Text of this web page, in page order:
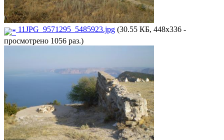
11JPG_9571295_5485923.jpg (30.55 КБ, 448x336 -
просмотрено 1056 раз.)